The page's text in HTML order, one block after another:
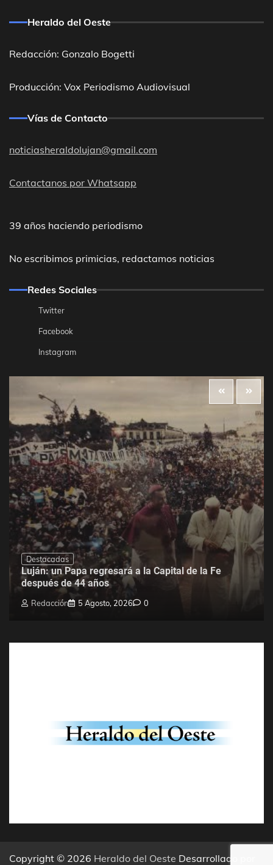
Heraldo del Oeste
Redacción: Gonzalo Bogetti
Producción: Vox Periodismo Audiovisual
Vías de Contacto
noticiasheraldolujan@gmail.com
Contactanos por Whatsapp
39 años haciendo periodismo
No escribimos primicias, redactamos noticias
Redes Sociales
Twitter
Facebook
Instagram
Destacadas
Luján: un Papa regresará a la Capital de la Fe
después de 44 años
Redacción 5 Agosto, 2026 0
Copyright © 2026 Heraldo del Oeste Desarrollado por